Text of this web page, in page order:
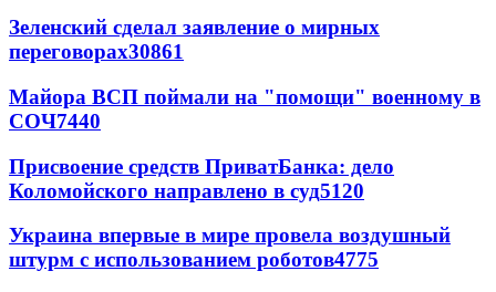
Зеленский сделал заявление о мирных
переговорах30861
Майора ВСП поймали на "помощи" военному в
СОЧ7440
Присвоение средств ПриватБанка: дело
Коломойского направлено в суд5120
Украина впервые в мире провела воздушный
штурм с использованием роботов4775